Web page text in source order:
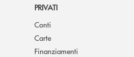
PRIVATI
Conti
Carte
Finanziamenti